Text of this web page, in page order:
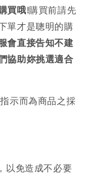
買哦!購買前請先
單才是聰明的購
會直接告知不建
協助妳挑選適合
示而為商品之採
以免造成不必要